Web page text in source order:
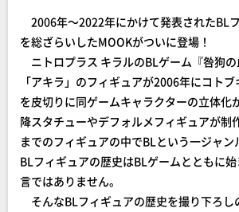
2006年～2022年にかけて発表されたBL
を総ざらいしたMOOKがついに登場！
ニトロプラス キラルのBLゲーム『咎狗
「アキラ」のフィギュアが2006年にコト
を皮切りに同ゲームキャラクターの立体化
降スタチューやデフォルメフィギュアが制
までのフィギュアの中でBLという一ジャン
BLフィギュアの歴史はBLゲームとともに
言ではありません。
そんなBLフィギュアの歴史を撮り下ろし